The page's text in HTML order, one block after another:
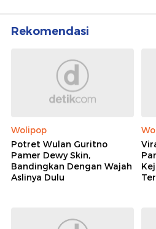
Rekomendasi
Wolipop
Potret Wulan Guritno
Pamer Dewy Skin,
Bandingkan Dengan Wajah
Aslinya Dulu